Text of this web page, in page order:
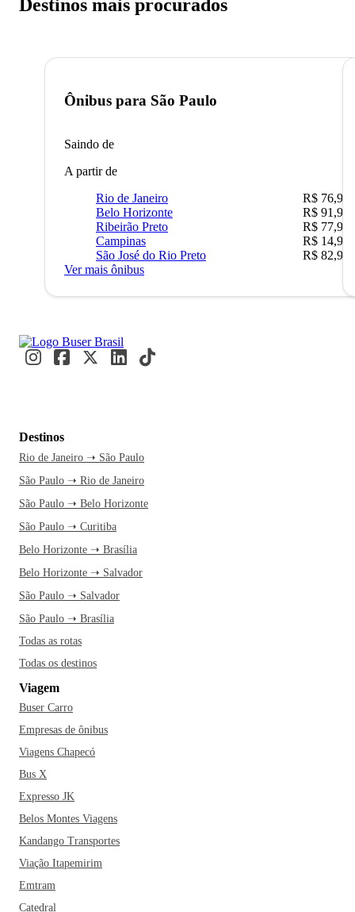
Destinos mais procurados
Ônibus para São Paulo
Saindo de
A partir de
Rio de Janeiro
R$ 76,90
Belo Horizonte
R$ 91,90
Ribeirão Preto
R$ 77,90
Campinas
R$ 14,90
São José do Rio Preto
R$ 82,90
Ver mais ônibus
Destinos
Rio de Janeiro ➝ São Paulo
São Paulo ➝ Rio de Janeiro
São Paulo ➝ Belo Horizonte
São Paulo ➝ Curitiba
Belo Horizonte ➝ Brasília
Belo Horizonte ➝ Salvador
São Paulo ➝ Salvador
São Paulo ➝ Brasília
Todas as rotas
Todas os destinos
Viagem
Buser Carro
Empresas de ônibus
Viagens Chapecó
Bus X
Expresso JK
Belos Montes Viagens
Kandango Transportes
Viação Itapemirim
Emtram
Catedral